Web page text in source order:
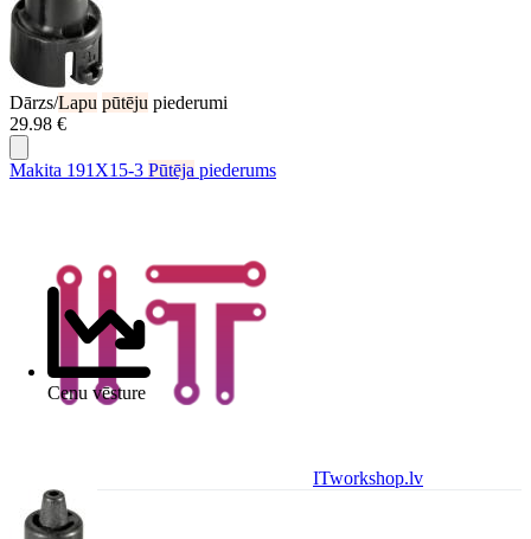
Dārzs/Lapu pūtēju piederumi
29.98 €
Makita 191X15-3 Pūtēja piederums
ITworkshop.lv
Cenu vēsture